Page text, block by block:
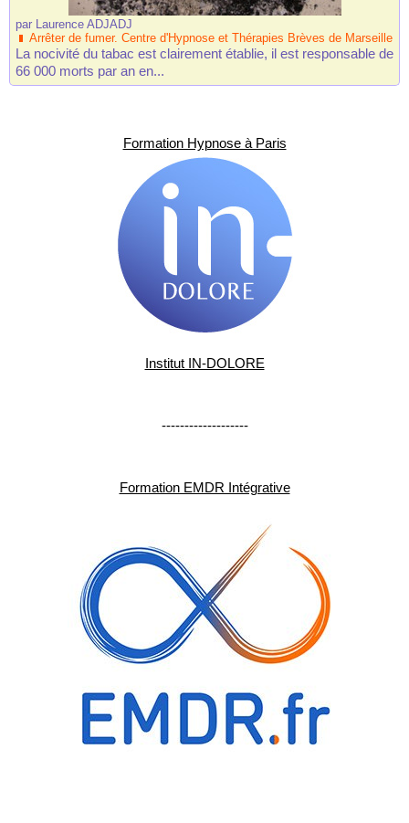
par Laurence ADJADJ
Arrêter de fumer. Centre d'Hypnose et Thérapies Brèves de Marseille
La nocivité du tabac est clairement établie, il est responsable de
66 000 morts par an en...
Formation Hypnose à Paris
Institut IN-DOLORE
-------------------
Formation EMDR Intégrative